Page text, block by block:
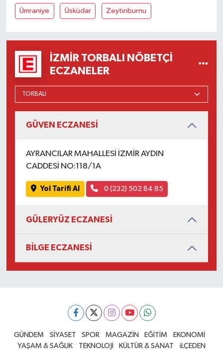
Ümraniye Üsküdar Zeytinburnu
İZMIR TORBALI NÖBETÇI
ECZANELER
GÜVEN ECZANESİ
AYRANCILAR MAHALLESİ İZMİR AYDIN
CADDESİ NO:118/1A
Yol Tarifi Al 0 (232) 502 84 85
GÜLERYÜZ ECZANESİ
BİLGE ECZANESİ
GÜNDEM SİYASET SPOR MAGAZİN EĞİTİM
EKONOMİ
YAŞAM & SAĞLIK
TEKNOLOJİ KÜLTÜR & SANAT iLÇEDEN